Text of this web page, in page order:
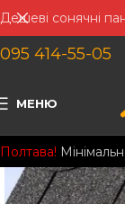
095 414-55-05
МЕНЮ
Полтава!
Дешеві сонячні